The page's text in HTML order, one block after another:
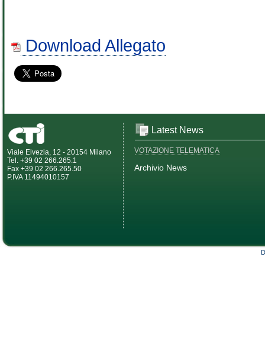
Download Allegato
Viale Elvezia, 12 - 20154 Milano
Tel. +39 02 266.265.1
Fax +39 02 266.265.50
P.IVA 11494010157
Latest News
VOTAZIONE TELEMATICA
Archivio News